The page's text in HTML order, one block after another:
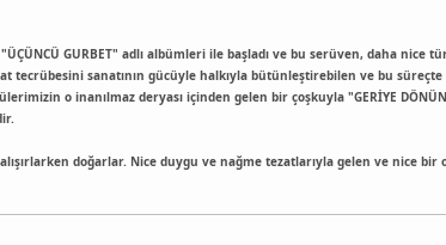
GURBET" adlı albümleri ile başladı ve bu serüven, daha
tecrübesini sanatının gücüyle halkıyla bütünleştirebilen ve bu
o inanılmaz deryası içinden gelen bir çoşkuyla "GERİYE
doğarlar. Nice duygu ve nağme tezatlarıyla gelen ve nice bir